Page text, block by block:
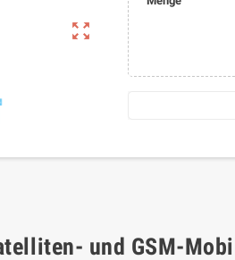
zoom_out_map
und GSM-